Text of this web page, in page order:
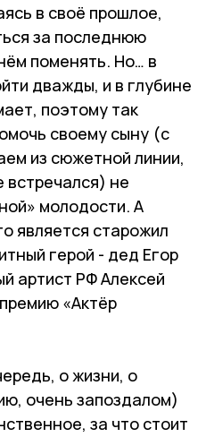
в своё прошлое,
за последнюю
поменять. Но… в
дважды, и в глубине
поэтому так
своему сыну (с
из сюжетной линии,
встречался) не
молодости. А
является старожил
герой - дед Егор
артист РФ Алексей
«Актёр
о жизни, о
очень запоздалом)
за что стоит